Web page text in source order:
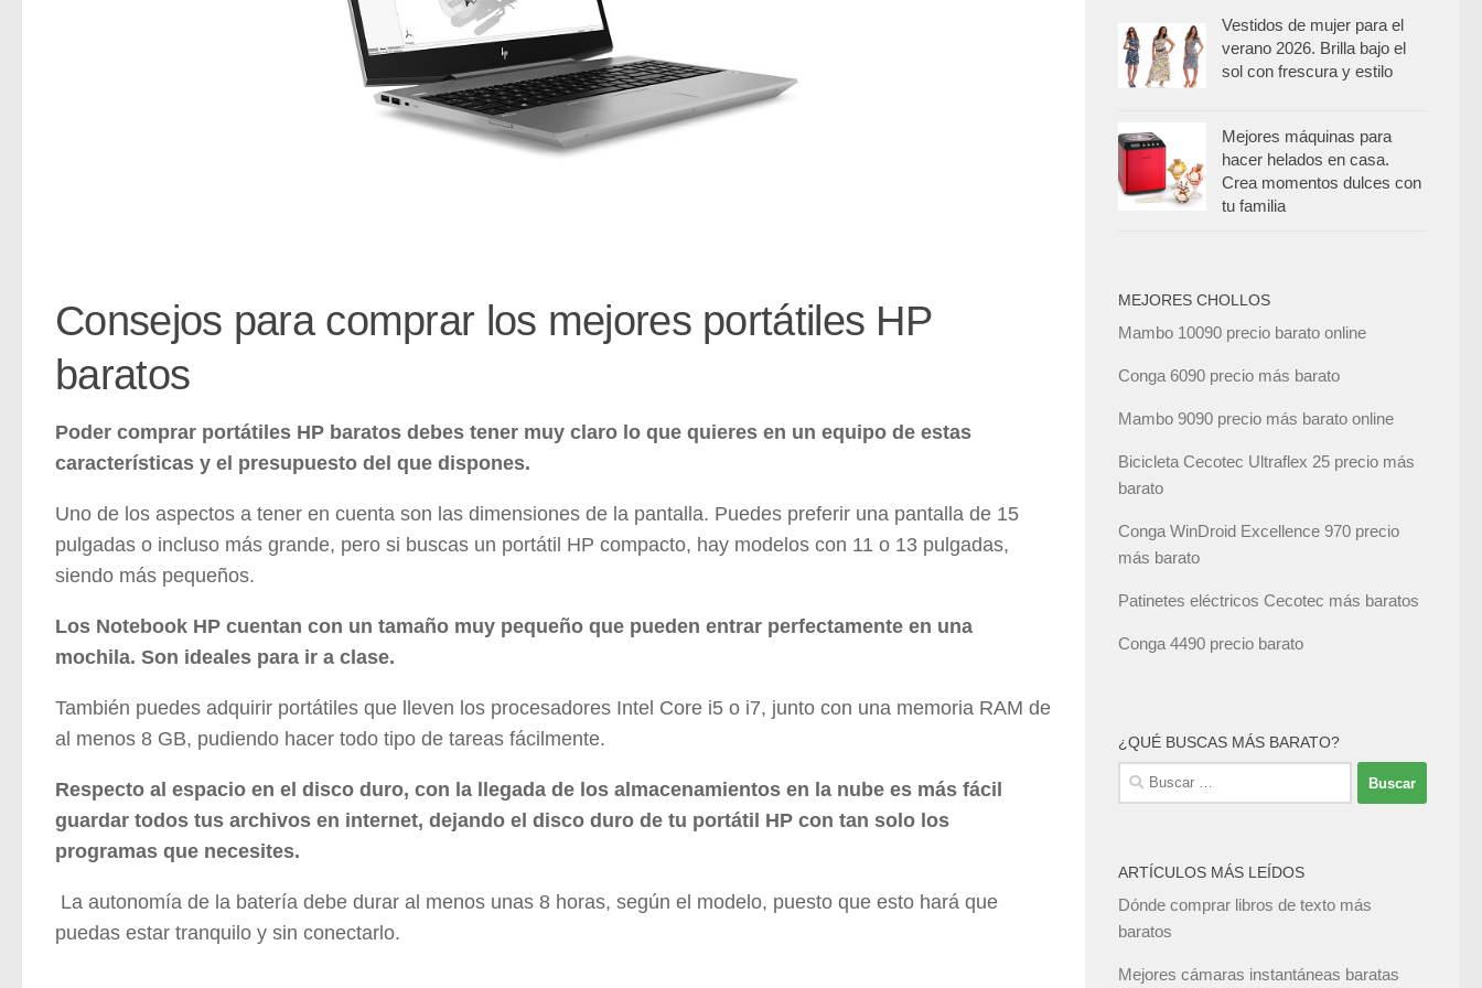
Consejos para comprar los mejores portátiles HP
baratos
Poder comprar portátiles HP baratos debes tener muy claro lo que quieres en un equipo de estas
características y el presupuesto del que dispones.
Uno de los aspectos a tener en cuenta son las dimensiones de la pantalla. Puedes preferir una pantalla de 15
pulgadas o incluso más grande, pero si buscas un portátil HP compacto, hay modelos con 11 o 13 pulgadas,
siendo más pequeños.
Los Notebook HP cuentan con un tamaño muy pequeño que pueden entrar perfectamente en una
mochila. Son ideales para ir a clase.
También puedes adquirir portátiles que lleven los procesadores Intel Core i5 o i7, junto con una memoria RAM de
al menos 8 GB, pudiendo hacer todo tipo de tareas fácilmente.
Respecto al espacio en el disco duro, con la llegada de los almacenamientos en la nube es más fácil
guardar todos tus archivos en internet, dejando el disco duro de tu portátil HP con tan solo los
programas que necesites.
La autonomía de la batería debe durar al menos unas 8 horas, según el modelo, puesto que esto hará que
puedas estar tranquilo y sin conectarlo.
Vestidos de mujer para el
verano 2026. Brilla bajo el
sol con frescura y estilo
Mejores máquinas para
hacer helados en casa.
Crea momentos dulces con
tu familia
MEJORES CHOLLOS
Mambo 10090 precio barato online
Conga 6090 precio más barato
Mambo 9090 precio más barato online
Bicicleta Cecotec Ultraflex 25 precio más
barato
Conga WinDroid Excellence 970 precio
más barato
Patinetes eléctricos Cecotec más baratos
Conga 4490 precio barato
¿QUÉ BUSCAS MÁS BARATO?
Buscar:
ARTÍCULOS MÁS LEÍDOS
Dónde comprar libros de texto más
baratos
Mejores cámaras instantáneas baratas